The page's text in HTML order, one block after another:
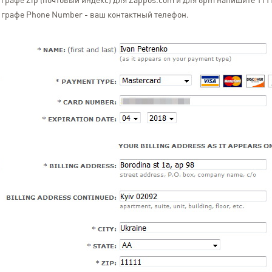
Phone Number - ваш контактный телефон.